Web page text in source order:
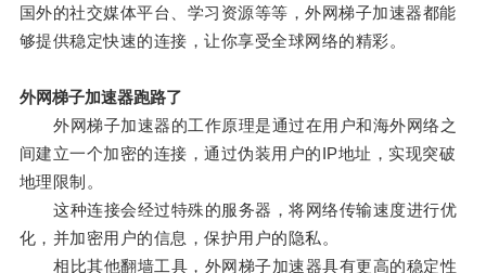
国外的社交媒体平台、学习资源等等，外网梯子加速器都能
够提供稳定快速的连接，让你享受全球网络的精彩。
外网梯子加速器跑路了
外网梯子加速器的工作原理是通过在用户和海外网络之
间建立一个加密的连接，通过伪装用户的IP地址，实现突破
地理限制。
这种连接会经过特殊的服务器，将网络传输速度进行优
化，并加密用户的信息，保护用户的隐私。
相比其他翻墙工具，外网梯子加速器具有更高的稳定性